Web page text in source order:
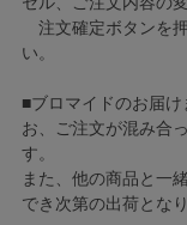
注文確定ボタンを
い。
■ブロマイドのお届
お、ご注文が混み合
す。
また、他の商品と一
でき次第の出荷とな